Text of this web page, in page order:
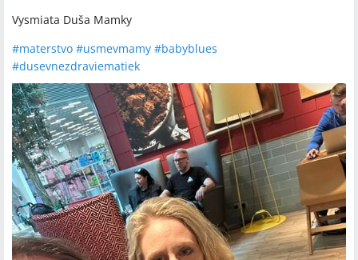
Vysmiata Duša Mamky
#materstvo #usmevmamy #babyblues
#dusevnezdraviematiek